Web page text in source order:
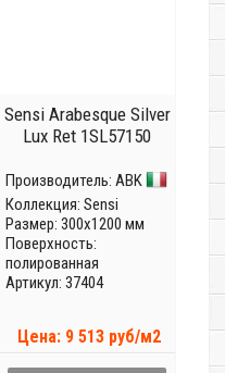
Sensi Arabesque Silver
Lux Ret 1SL57150
Производитель: ABK
Коллекция: Sensi
Размер: 300x1200 мм
Поверхность:
полированная
Артикул: 37404
Цена: 9 513 руб/м2